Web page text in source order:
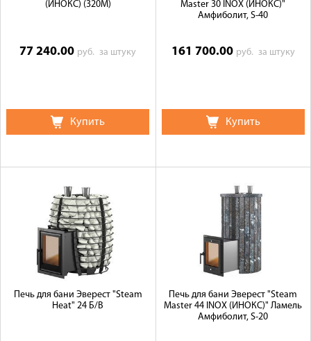
(ИНОКС) (320М)
77 240.00 руб.за штуку
Купить
Master 30 INOX (ИНОКС)"
Амфиболит, S-40
161 700.00 руб. за штуку
Купить
Печь для бани Эверест "Steam
Heat" 24 Б/В
Печь для бани Эверест "Steam
Master 44 INOX (ИНОКС)" Ламель
Амфиболит, S-20